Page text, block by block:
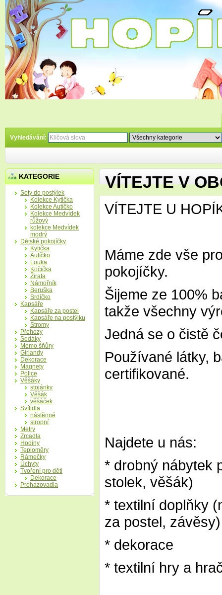
Vyhledávání:
KATEGORIE
Sety do postýlek
Kolekce Kytička
Kolekce Autíčko
Kolekce Medvídek
růžový
kolekce Medvídek
modrý
Dětské pokojíčky
Kytička
Autíčko
Louka
Kočička
Žirafa
Námořník
Beruška
Srdíčko
Kapsáře
Kapsáře za postel
Kapsáře na postýlku
Stromy
Přehozy
Sedáky
Memo šňůry
Girlandy
Dekorace
Magnety
Police
Věšáky
stojánky
Věšák
věšáček
Svítidla
nástěnné
stropní
Metry
Zrcadla
Hodiny
Teploměry
Rámečky
Úchyty
Tvoření pro děti
Dekorace
Prohazovadla
VÍTEJTE V
VÍTEJTE U
Máme zde vše
pokojíčky.
Šijeme ze 100%
takže všechny
Jedná se o čistě
Používané látky,
certifikované.
Najdete u nás:
* drobný nábytek
stolek, věšák)
* textilní doplňky
za postel, závěsy)
* dekorace
* textilní hry a